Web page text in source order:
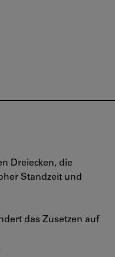
Dreiecken, die
Standzeit und
das Zusetzen auf